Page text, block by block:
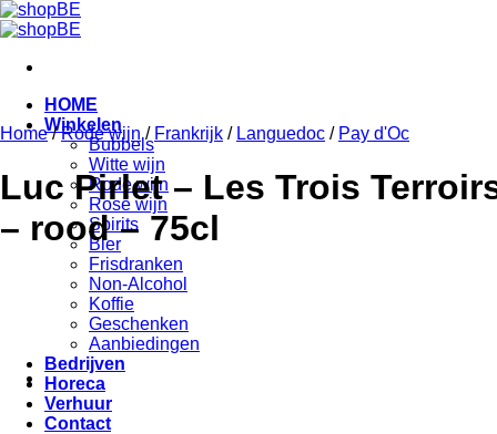
Skip
to
HOME
Winkelen
Bubbels
Witte wijn
Rode wijn
Rosé wijn
Spirits
Bier
Frisdranken
Non-Alcohol
Koffie
Geschenken
Aanbiedingen
Bedrijven
Horeca
Verhuur
Contact
Home / Rode wijn / Frankrijk / Languedoc / Pay d'Oc
Luc Pirlet – Les Trois
– rood – 75cl